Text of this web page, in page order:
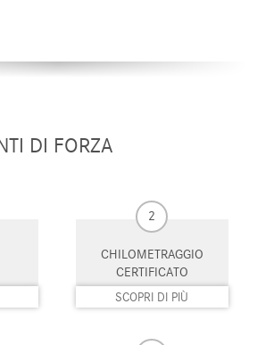
Freno di stazionamento elettrico
DI FORZA
2
CHILOMETRAGGIO
CERTIFICATO
SCOPRI DI PIÙ